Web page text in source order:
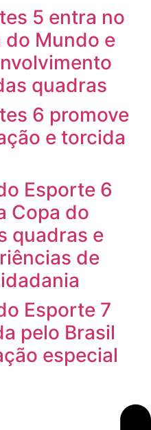
5 entra no
do Mundo e
quadras
6 promove
e torcida
Esporte 6
Copa do
quadras e
de
Esporte 7
pelo Brasil
especial